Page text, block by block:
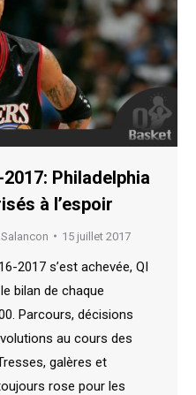
Philadelphia
à l’espoir
15 juillet 2017
2017 s’est achevée, QI
bilan de chaque
Parcours, décisions
au cours des
galères et
rose pour les